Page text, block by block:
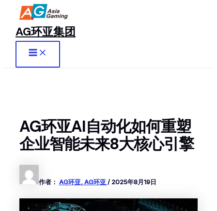
AG环亚集团
Main
Menu
AG环亚AI自动化如何重塑
企业智能未来8大核心引擎
作者： AG环亚, AG环亚 / 2025年8月19日